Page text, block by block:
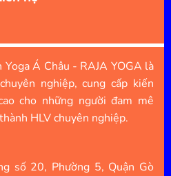
Á Châu - RAJA YOGA là
nghiệp, cung cấp kiến
cho những người đam mê
HLV chuyên nghiệp.
số 20, Phường 5, Quận Gò